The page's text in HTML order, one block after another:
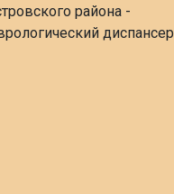
района -
диспансер